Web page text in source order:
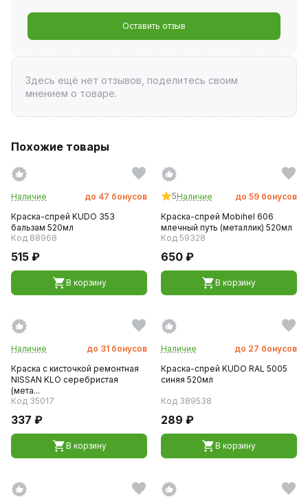
Оставить отзыв
Здесь ещё нет отзывов, поделитесь своим
мнением о товаре.
Похожие товары
Наличие до 47 бонусов
Краска-спрей KUDO 353
бальзам 520мл
Код 88968
515 ₽
В корзину
5Наличие до 59 бонусов
Краска-спрей Mobihel 606
млечный путь (металлик) 520мл
Код 59328
650 ₽
В корзину
Наличие до 31 бонусов
Краска с кисточкой ремонтная
NISSAN KLO серебристая
(мета...
Код 35017
337 ₽
В корзину
Наличие до 27 бонусов
Краска-спрей KUDO RAL 5005
синяя 520мл
Код 389538
289 ₽
В корзину